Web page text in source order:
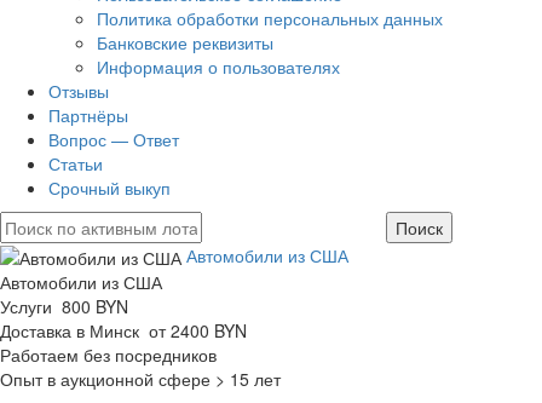
Политика обработки персональных данных
Банковские реквизиты
Информация о пользователях
Отзывы
Партнёры
Вопрос — Ответ
Статьи
Срочный выкуп
Автомобили из США
Автомобили из США
Услуги 800 BYN
Доставка в Минск от 2400 BYN
Работаем без посредников
Опыт в аукционной сфере > 15 лет